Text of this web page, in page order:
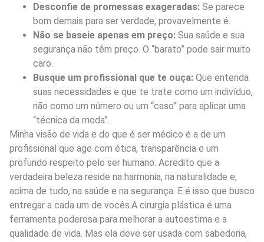
Desconfie de promessas exageradas: Se parece
bom demais para ser verdade, provavelmente é.
Não se baseie apenas em preço: Sua saúde e sua
segurança não têm preço. O “barato” pode sair muito
caro.
Busque um profissional que te ouça: Que entenda
suas necessidades e que te trate como um indivíduo,
não como um número ou um “caso” para aplicar uma
“técnica da moda”.
Minha visão de vida e do que é ser médico é a de um
profissional que age com ética, transparência e um
profundo respeito pelo ser humano. Acredito que a
verdadeira beleza reside na harmonia, na naturalidade e,
acima de tudo, na saúde e na segurança. E é isso que busco
entregar a cada um de vocês.A cirurgia plástica é uma
ferramenta poderosa para melhorar a autoestima e a
qualidade de vida. Mas ela deve ser usada com sabedoria,